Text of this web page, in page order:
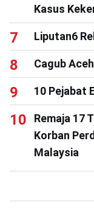
Kasus
Liputan6
Cagub
10 Pejabat
Remaja 17
Korban
Malaysia